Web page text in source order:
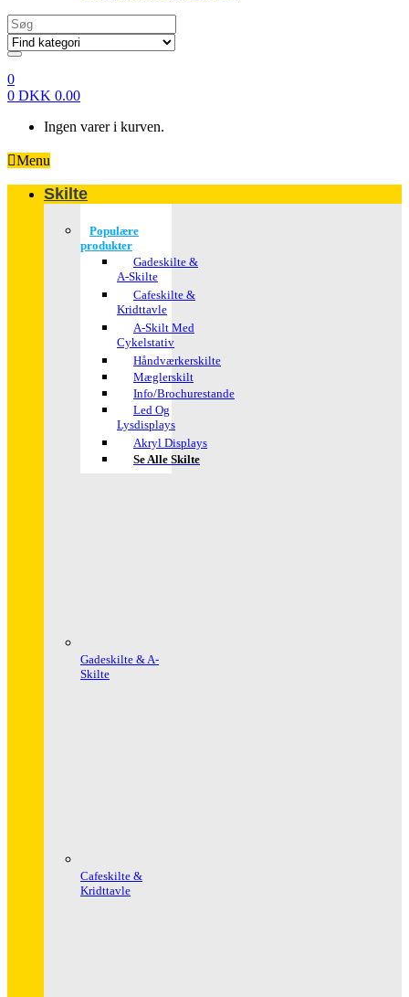
Search
for:
0
0 DKK 0.00
Ingen varer i kurven.
Menu
Skilte
Populære
produkter
Gadeskilte &
A-Skilte
Cafeskilte &
Kridttavle
A-Skilt Med
Cykelstativ
Håndværkerskilte
Mæglerskilt
Info/brochurestande
Led Og
Lysdisplays
Akryl Displays
Se Alle Skilte
Gadeskilte & A-
Skilte
Cafeskilte &
Kridttavle